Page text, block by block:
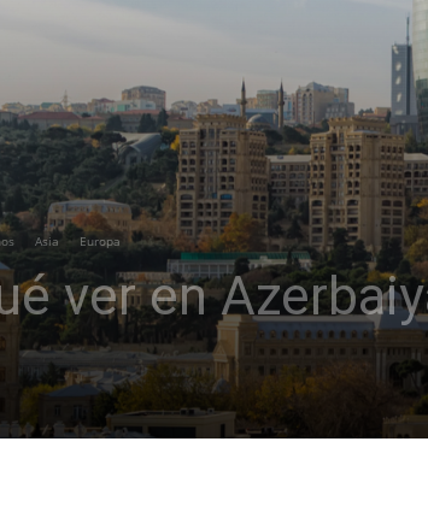
Asia Europa
ver en